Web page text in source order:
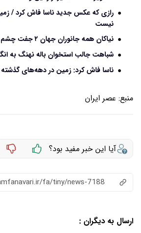
رازی که عکس جدید ناسا فاش کرد /
نیست
نیاکان همه جانوران جهان ۲ جفت چشم داشتند
شباهت جالب استخوان باله نهنگ به
ناسا فاش کرد: زمین در دهه‌های
منبع: عصر ایران
آیا این خبر مفید بود؟
fa/tiny/news-7188
ارسال به دیگران :